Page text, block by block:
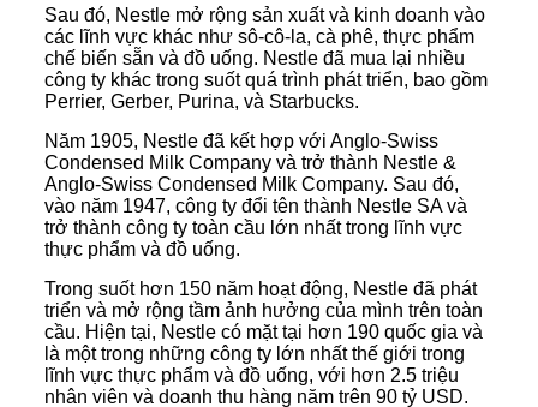
Sau đó, Nestle mở rộng sản xuất và kinh doanh vào
các lĩnh vực khác như sô-cô-la, cà phê, thực phẩm
chế biến sẵn và đồ uống. Nestle đã mua lại nhiều
công ty khác trong suốt quá trình phát triển, bao gồm
Perrier, Gerber, Purina, và Starbucks.
Năm 1905, Nestle đã kết hợp với Anglo-Swiss
Condensed Milk Company và trở thành Nestle &
Anglo-Swiss Condensed Milk Company. Sau đó,
vào năm 1947, công ty đổi tên thành Nestle SA và
trở thành công ty toàn cầu lớn nhất trong lĩnh vực
thực phẩm và đồ uống.
Trong suốt hơn 150 năm hoạt động, Nestle đã phát
triển và mở rộng tầm ảnh hưởng của mình trên toàn
cầu. Hiện tại, Nestle có mặt tại hơn 190 quốc gia và
là một trong những công ty lớn nhất thế giới trong
lĩnh vực thực phẩm và đồ uống, với hơn 2.5 triệu
nhân viên và doanh thu hàng năm trên 90 tỷ USD.